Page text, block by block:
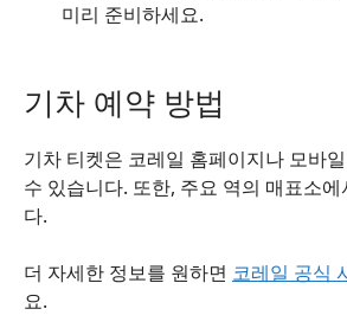
미리 준비하세요.
기차 예약 방법
기차 티켓은 코레일 홈페이지나 모바
수 있습니다. 또한, 주요 역의 매표소
다.
더 자세한 정보를 원하면 코레일 공식
요.